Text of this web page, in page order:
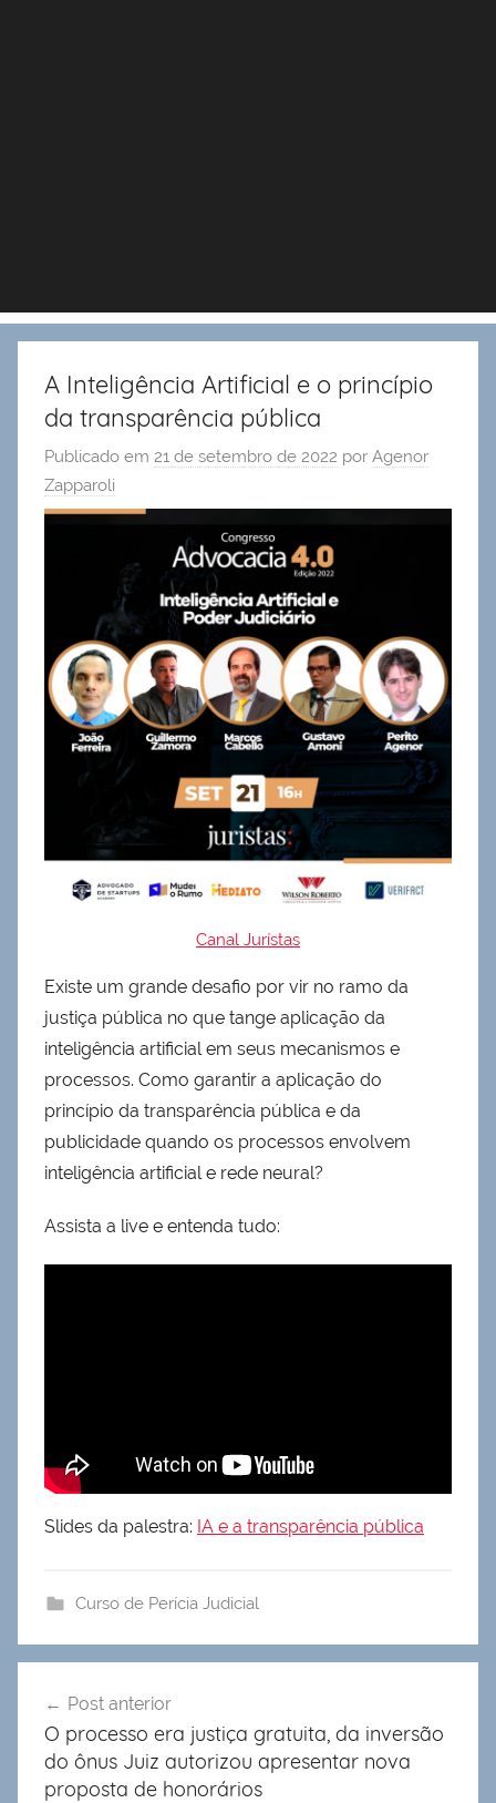
A Inteligência Artificial e o princípio
da transparência pública
Publicado em 21 de setembro de 2022 por Agenor
Zapparoli
Canal Jurístas
Existe um grande desafio por vir no ramo da
justiça pública no que tange aplicação da
inteligência artificial em seus mecanismos e
processos. Como garantir a aplicação do
princípio da transparência pública e da
publicidade quando os processos envolvem
inteligência artificial e rede neural?
Assista a live e entenda tudo:
Slides da palestra: IA e a transparência pública
Curso de Perícia Judicial
de
Post
Post anterior
O processo era justiça gratuita, da inversão
do ônus Juiz autorizou apresentar nova
proposta de honorários